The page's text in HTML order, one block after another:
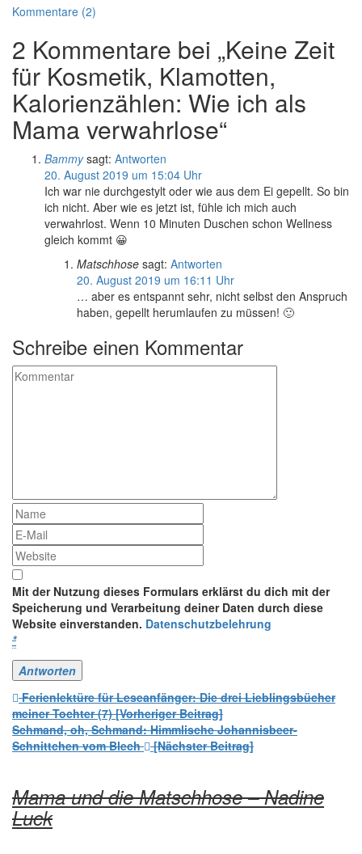
Kommentare (2)
2 Kommentare bei „Keine Zeit
für Kosmetik, Klamotten,
Kalorienzählen: Wie ich als
Mama verwahrlose“
Bammy sagt: Antworten
20. August 2019 um 15:04 Uhr
Ich war nie durchgestylt oder wie aus dem Ei gepellt. So bin
ich nicht. Aber wie es jetzt ist, fühle ich mich auch
verwahrlost. Wenn 10 Minuten Duschen schon Wellness
gleich kommt 😀
Matschhose sagt: Antworten
20. August 2019 um 16:11 Uhr
… aber es entspannt sehr, nicht selbst den Anspruch
haben, gepellt herumlaufen zu müssen! 🙂
Schreibe einen Kommentar
Mit der Nutzung dieses Formulars erklärst du dich mit der
Speicherung und Verarbeitung deiner Daten durch diese
Website einverstanden. Datenschutzbelehrung
*
Beitrags-
Navigation
Ferienlektüre für Leseanfänger: Die drei Lieblingsbücher
meiner Tochter (7) [Vorheriger Beitrag]
Schmand, oh, Schmand: Himmlische Johannisbeer-
Schnittchen vom Blech [Nächster Beitrag]
Mama und die Matschhose – Nadine
Luck